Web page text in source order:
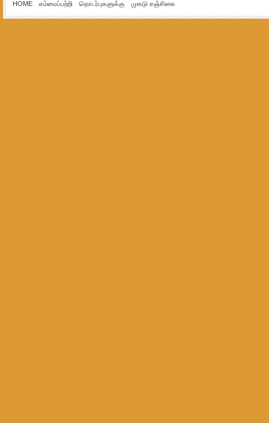
HOME எம்மைப்பற்றி தொடர்புகளுக்கு முகடு சஞ்சிகை